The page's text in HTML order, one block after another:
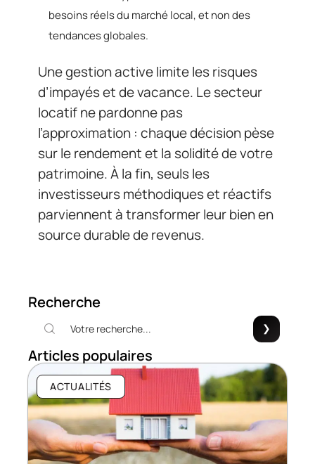
besoins réels du marché local, et non des
tendances globales.
Une gestion active limite les risques
d’impayés et de vacance. Le secteur
locatif ne pardonne pas
l’approximation : chaque décision pèse
sur le rendement et la solidité de votre
patrimoine. À la fin, seuls les
investisseurs méthodiques et réactifs
parviennent à transformer leur bien en
source durable de revenus.
Recherche
Articles populaires
ACTUALITÉS